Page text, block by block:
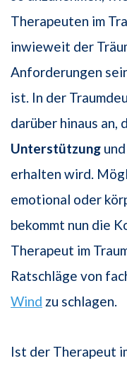
Therapeuten im
inwieweit der
Anforderungen
ist. In der
darüber hinaus an,
Unterstützung
erhalten wird.
emotional oder
bekommt nun die
Therapeut im
Ratschläge von
Wind zu schlagen.
Ist der Therapeut